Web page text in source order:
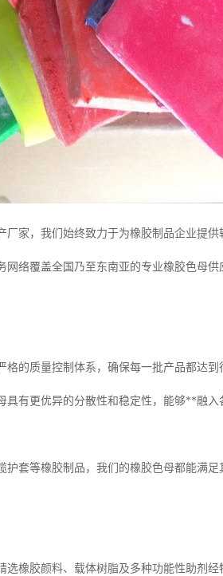
家，我们始终致力于为橡胶制品企业提供
络覆盖全国乃至东南亚的专业橡胶色母
的质量控制体系，确保每一批产品都达到
具有更优异的分散性和稳定性，能够**融
套等橡胶制品，我们的橡胶色母都能满足
橡胶颜料、载体树脂及多种功能性助剂经